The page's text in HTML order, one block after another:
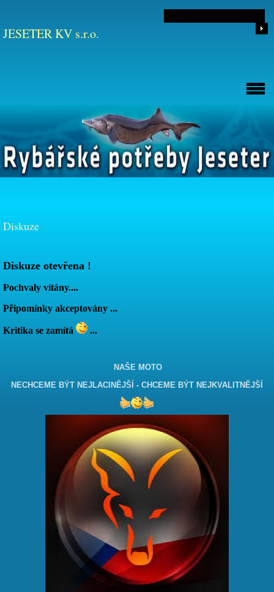
JESETER KV s.r.o.
Diskuze
Diskuze otevřena !
Pochvaly vítány....
Připomínky akceptovány ...
Kritika se zamítá ...
NAŠE MOTO
NECHCEME BÝT NEJLACINĚJŠÍ - CHCEME BÝT NEJKVALITNĚJŠÍ